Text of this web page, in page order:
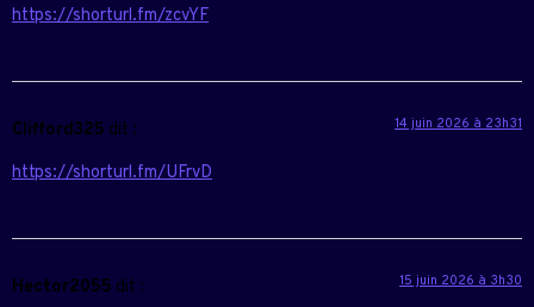
https://shorturl.fm/zcvYF
Clifford325 dit : 14 juin 2026 à 23h31
https://shorturl.fm/UFrvD
Hector2055 dit : 15 juin 2026 à 3h30